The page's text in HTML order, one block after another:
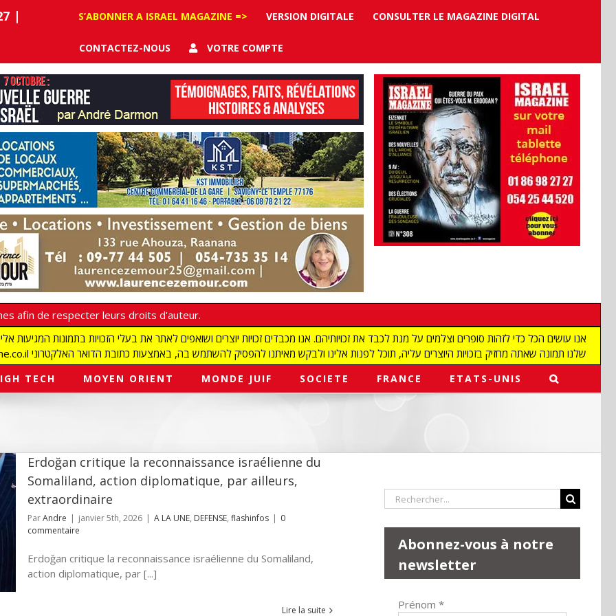
|
S’ABONNER A ISRAEL MAGAZINE => VERSION DIGITALE CONSULTER LE MAGAZINE DIGITAL
CONTACTEZ-NOUS VOTRE COMPTE
afin de respecter leurs droits d'auteur.
redaction@israelmagazine.co.il שלנו תמונה שאתה מחזיק בזכויות היוצרים עליה, תוכל לפנות אלינו ולבקש מאיתנו להפסיק להשתמש בה, באמצעות כתובת הדואר האלקטרוני
TECH MOYEN ORIENT MONDE JUIF SOCIETE FRANCE ETATS-UNIS
Erdoğan critique la reconnaissance israélienne du
Somaliland, action diplomatique, par ailleurs,
extraordinaire
ParAndre | janvier 5th, 2026 | A LA UNE, DEFENSE, flashinfos | 0
commentaire
Erdoğan critique la reconnaissance israélienne du Somaliland,
action diplomatique, par [...]
Lire la suite
Rechercher:
Abonnez-vous à notre
newsletter
Prénom *